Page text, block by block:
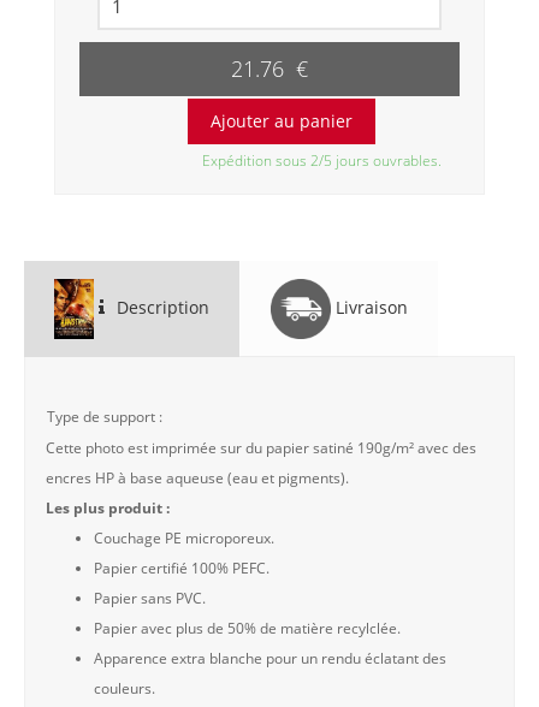
21.76 €
Expédition sous 2/5 jours ouvrables.
Description Livraison
Type de support :
Cette photo est imprimée sur du papier satiné 190g/m² avec des
encres HP à base aqueuse (eau et pigments).
Les plus produit :
Couchage PE microporeux.
Papier certifié 100% PEFC.
Papier sans PVC.
Papier avec plus de 50% de matière recylclée.
Apparence extra blanche pour un rendu éclatant des
couleurs.